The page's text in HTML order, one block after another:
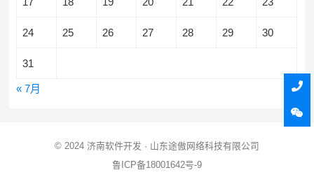
24 25 26 27 28 29 30
31
« 7月
© 2024 济南软件开发 · 山东途傲网络科技有限公司
鲁ICP备18001642号-9